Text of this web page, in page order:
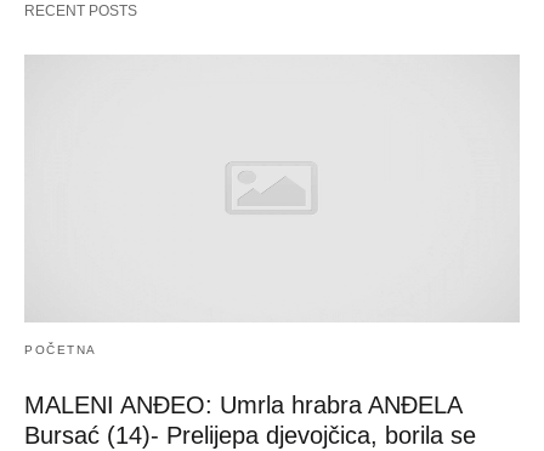
RECENT POSTS
POČETNA
MALENI ANĐEO: Umrla hrabra ANĐELA
Bursać (14)- Prelijepa djevojčica, borila se